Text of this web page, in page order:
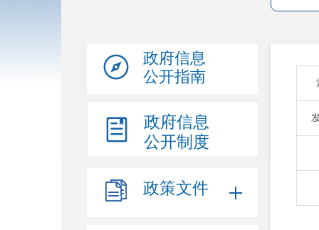
政府信息
公开指南
政府信息
公开制度
政策文件